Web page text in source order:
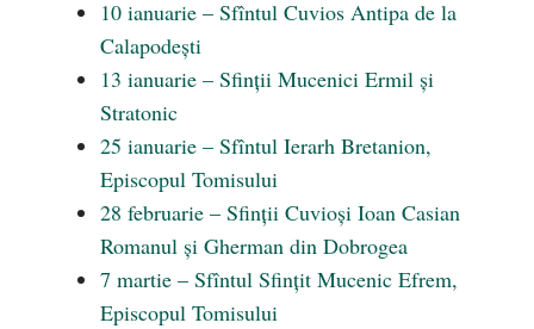
10 ianuarie – Sfîntul Cuvios Antipa de la
Calapodești
13 ianuarie – Sfinții Mucenici Ermil și
Stratonic
25 ianuarie – Sfîntul Ierarh Bretanion,
Episcopul Tomisului
28 februarie – Sfinții Cuvioși Ioan Casian
Romanul și Gherman din Dobrogea
7 martie – Sfîntul Sfințit Mucenic Efrem,
Episcopul Tomisului